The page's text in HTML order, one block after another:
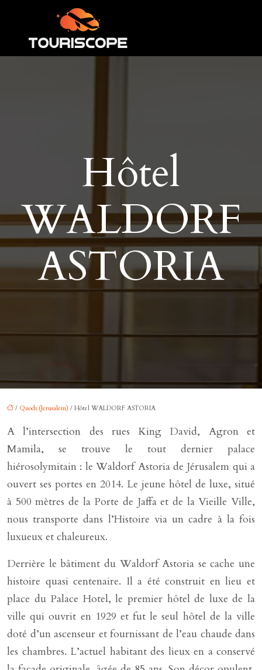
Hôtel
WALDORF
ASTORIA
/ Quods (Jerusalem) / Hôtel WALDORF ASTORIA
A l’intersection des rues King David, Agron et
Mamila, se trouve le tout dernier palace
hiérosolymitain : le Waldorf Astoria de Jérusalem qui a
ouvert ses portes en 2014. Le jeune hôtel de luxe, situé
à 500 mètres de la Porte de Jaffa et de la Vieille Ville,
nous transporte dans l’Histoire via un cadre à la fois
luxueux et chaleureux.
Derrière le bâtiment du Waldorf Astoria se cache une
histoire quasi centenaire. Il a été construit en lieu et
place du Palace Hotel, le premier hôtel de luxe de la
ville qui ouvrit en 1929 et fut le seul hôtel de la ville
doté d’un ascenseur et fournissant de l’eau chaude dans
les chambres. L’actuel habitant des lieux en a conservé